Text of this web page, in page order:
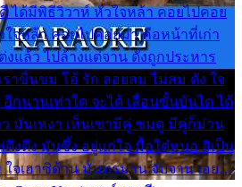
ได้มีพิธีวิวาห์ หัวใจหล้า คอยไปคอย
จหล้า คอยไปคอยมา คือหน้าที่เก่า
งแล้ว ไปล้างแต่จาน ดั่งถูกประหาร
ราขื่นขม โอ้ รัก ลอยลม ไม่สม ดัง ใจ
กนานเท่าใด จะได้ เลื่อนขั้นบันได ได้
ว มันเหงา เห็นเขามีคู่ ซมดู มีคู่ก็ม่วน
ตึงตึง มันซึ้ง อยู่แก่ใจ มื้อใด๋หนอ สิเป็น
ใจเฮาซิด้าน มันทรมาน จับจาน เอย…